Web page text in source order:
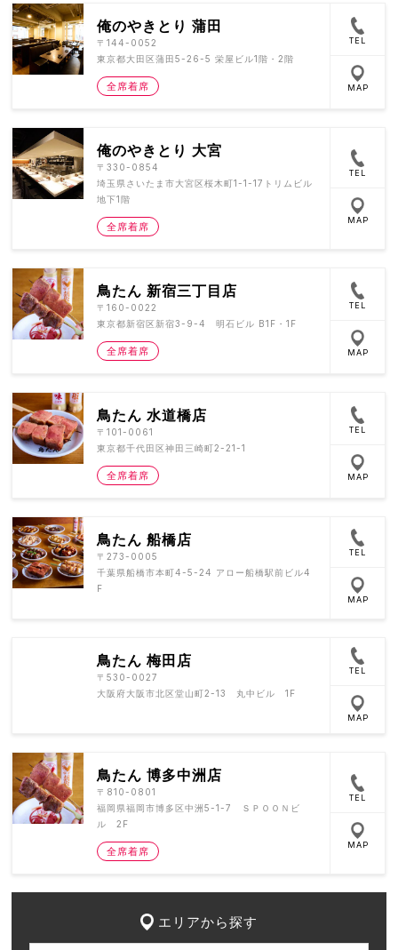
俺のやきとり 蒲田
〒144-0052
東京都大田区蒲田5-26-5 栄屋ビル1階・2階
全席着席
TEL
MAP
俺のやきとり 大宮
〒330-0854
埼玉県さいたま市大宮区桜木町1-1-17トリムビル
地下1階
全席着席
TEL
MAP
鳥たん 新宿三丁目店
〒160-0022
東京都新宿区新宿3-9-4 明石ビル B1F・1F
全席着席
TEL
MAP
鳥たん 水道橋店
〒101-0061
東京都千代田区神田三崎町2-21-1
全席着席
TEL
MAP
鳥たん 船橋店
〒273-0005
千葉県船橋市本町4-5-24 アロー船橋駅前ビル4
F
TEL
MAP
鳥たん 梅田店
〒530-0027
大阪府大阪市北区堂山町2-13 丸中ビル 1F
TEL
MAP
鳥たん 博多中洲店
〒810-0801
福岡県福岡市博多区中洲5-1-7 ＳＰＯＯＮビ
ル 2F
全席着席
TEL
MAP
エリアから探す